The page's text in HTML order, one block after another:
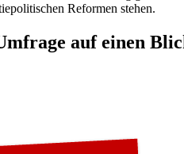
Reformen stehen.
auf einen